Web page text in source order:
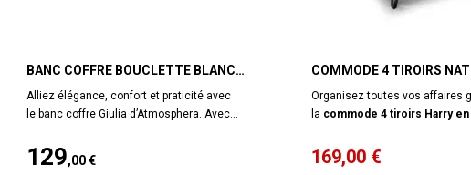
BANC COFFRE BOUCLETTE BLANC
GIULIA ATMOSPHERA
Alliez élégance, confort et praticité avec
le banc coffre Giulia d’Atmosphera. Avec
et tendance, et son effet nuage enveloppant, il
apportera une touche cocooning irrésistible à
129,00 €
COMMODE 4 TIROIRS
GRIS HARRY
Organisez toutes vos affaires
la commode 4 tiroirs Harry
qu'esthétique, la commode
parfaitement dans une
169,00 €